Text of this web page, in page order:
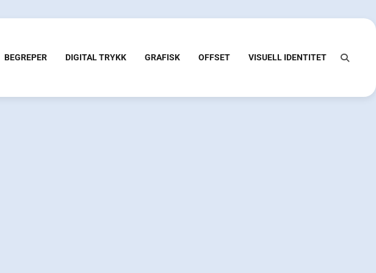
BEGREPER DIGITAL TRYKK GRAFISK OFFSET VISUELL IDENTITET